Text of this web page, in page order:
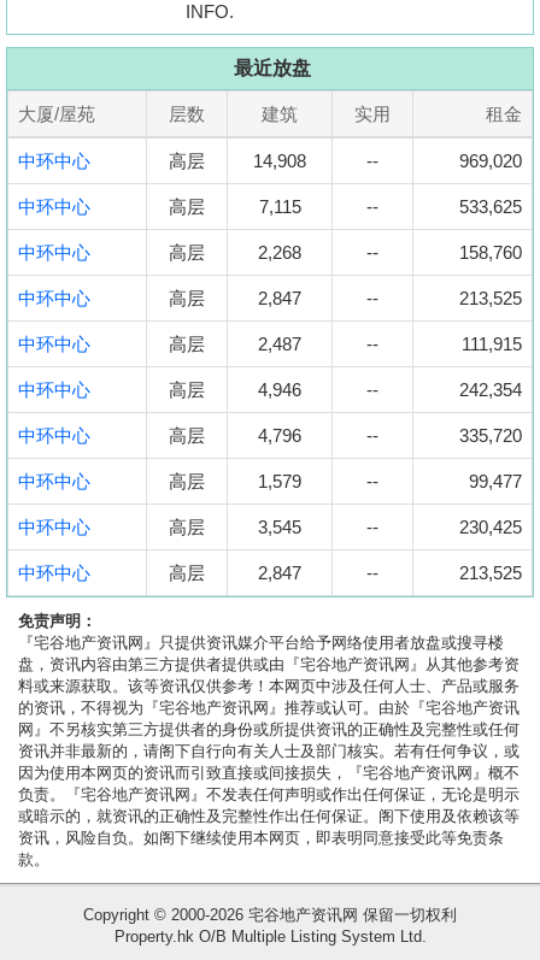
关
我
们
INFO.
最近放盘
大厦/屋苑 层数 建筑 实用 租金
中环中心 高层 14,908 -- 969,020
中环中心 高层 7,115 -- 533,625
中环中心 高层 2,268 -- 158,760
中环中心 高层 2,847 -- 213,525
中环中心 高层 2,487 -- 111,915
中环中心 高层 4,946 -- 242,354
中环中心 高层 4,796 -- 335,720
中环中心 高层 1,579 -- 99,477
中环中心 高层 3,545 -- 230,425
中环中心 高层 2,847 -- 213,525
免责声明：
『宅谷地产资讯网』只提供资讯媒介平台给予网络使用者放盘或搜寻楼
盘，资讯内容由第三方提供者提供或由『宅谷地产资讯网』从其他参考资
料或来源获取。该等资讯仅供参考！本网页中涉及任何人士、产品或服务
的资讯，不得视为『宅谷地产资讯网』推荐或认可。由於『宅谷地产资讯
网』不另核实第三方提供者的身份或所提供资讯的正确性及完整性或任何
资讯并非最新的，请阁下自行向有关人士及部门核实。若有任何争议，或
因为使用本网页的资讯而引致直接或间接损失，『宅谷地产资讯网』概不
负责。『宅谷地产资讯网』不发表任何声明或作出任何保证，无论是明示
或暗示的，就资讯的正确性及完整性作出任何保证。阁下使用及依赖该等
资讯，风险自负。如阁下继续使用本网页，即表明同意接受此等免责条
款。
Copyright © 2000-2026 宅谷地产资讯网 保留一切权利
Property.hk O/B Multiple Listing System Ltd.